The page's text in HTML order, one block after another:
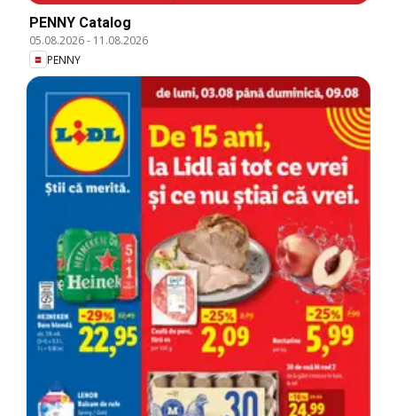
PENNY Catalog
05.08.2026- 11.08.2026
PENNY